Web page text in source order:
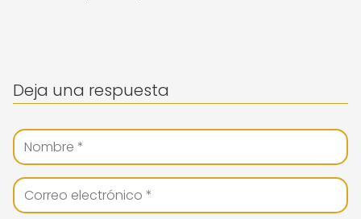
Deja una respuesta